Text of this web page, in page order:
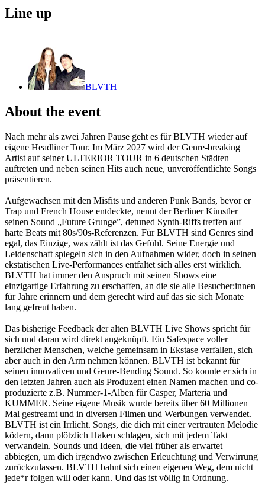
Line up
BLVTH
About the event
Nach mehr als zwei Jahren Pause geht es für BLVTH wieder auf
eigene Headliner Tour. Im März 2027 wird der Genre-breaking
Artist auf seiner ULTERIOR TOUR in 6 deutschen Städten
auftreten und neben seinen Hits auch neue, unveröffentlichte Songs
präsentieren.
Aufgewachsen mit den Misfits und anderen Punk Bands, bevor er
Trap und French House entdeckte, nennt der Berliner Künstler
seinen Sound „Future Grunge”, detuned Synth-Riffs treffen auf
harte Beats mit 80s/90s-Referenzen. Für BLVTH sind Genres sind
egal, das Einzige, was zählt ist das Gefühl. Seine Energie und
Leidenschaft spiegeln sich in den Aufnahmen wider, doch in seinen
ekstatischen Live-Performances entfaltet sich alles erst wirklich.
BLVTH hat immer den Anspruch mit seinen Shows eine
einzigartige Erfahrung zu erschaffen, an die sie alle Besucher:innen
für Jahre erinnern und dem gerecht wird auf das sie sich Monate
lang gefreut haben.
Das bisherige Feedback der alten BLVTH Live Shows spricht für
sich und daran wird direkt angeknüpft. Ein Safespace voller
herzlicher Menschen, welche gemeinsam in Ekstase verfallen, sich
aber auch in den Arm nehmen können. BLVTH ist bekannt für
seinen innovativen und Genre-Bending Sound. So konnte er sich in
den letzten Jahren auch als Produzent einen Namen machen und co-
produzierte z.B. Nummer-1-Alben für Casper, Marteria und
KUMMER. Seine eigene Musik wurde bereits über 60 Millionen
Mal gestreamt und in diversen Filmen und Werbungen verwendet.
BLVTH ist ein Irrlicht. Songs, die dich mit einer vertrauten Melodie
ködern, dann plötzlich Haken schlagen, sich mit jedem Takt
verwandeln. Sounds und Ideen, die viel früher als erwartet
abbiegen, um dich irgendwo zwischen Erleuchtung und Verwirrung
zurückzulassen. BLVTH bahnt sich einen eigenen Weg, dem nicht
jede*r folgen will oder kann. Und das ist völlig in Ordnung.